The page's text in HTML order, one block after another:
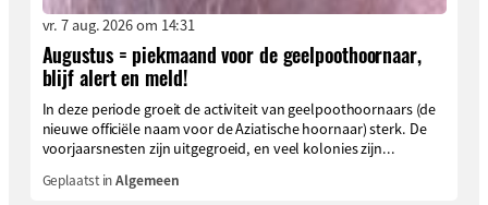
vr. 7 aug. 2026 om 14:31
Augustus = piekmaand voor de geelpoothoornaar,
blijf alert en meld!
In deze periode groeit de activiteit van geelpoothoornaars (de
nieuwe officiële naam voor de Aziatische hoornaar) sterk. De
voorjaarsnesten zijn uitgegroeid, en veel kolonies zijn...
Geplaatst inAlgemeen